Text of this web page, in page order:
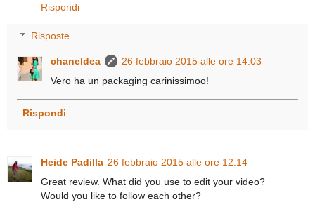
Rispondi
Risposte
chaneldea
26 febbraio 2015 alle ore 14:03
Vero ha un packaging carinissimoo!
Rispondi
Heide Padilla 26 febbraio 2015 alle ore 12:14
Great review. What did you use to edit your video?
Would you like to follow each other?